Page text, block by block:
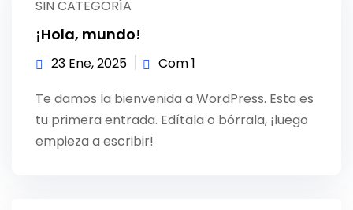
SIN CATEGORÍA
¡Hola, mundo!
23 Ene, 2025
Com 1
Te damos la bienvenida a WordPress. Esta es
tu primera entrada. Edítala o bórrala, ¡luego
empieza a escribir!